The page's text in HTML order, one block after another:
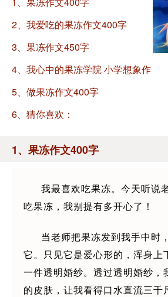
2、我爱吃的果冻作文400字
3、果冻作文450字
4、我心中的果冻学院 小学想象作
文400字
5、做果冻作文400字
6、猜你喜欢：
1、果冻作文400字
我最喜欢吃果冻。今天听说
吃果冻，我别提有多开心了！
当老师把果冻发到我手中时
它。只见它是爱心形的，浑身上
一件透明婚纱。透过透明婚纱，
的皮肤，让我看得口水直流三千